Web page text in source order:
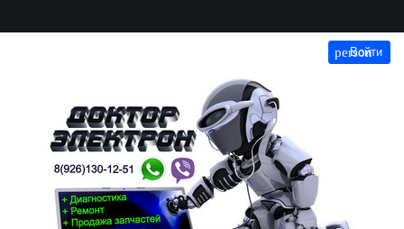
person
Войти